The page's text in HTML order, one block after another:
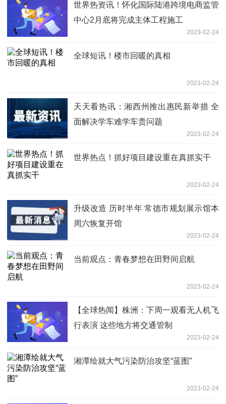
世界热资讯！怀化国际陆港跨境电商监管
中心2月底将完成主体工程施工
2023-02-24
全球短讯！楼市回暖的真相
2023-02-24
天天看热讯：湘西州推出惠民新举措 全
面解决学车难学车贵问题
2023-02-24
世界热点！抓好项目建设重在真抓实干
2023-02-24
升级改造 历时半年 常德市规划展示馆本
周六恢复开馆
2023-02-24
当前观点：青春梦想在田野间启航
2023-02-24
【全球热闻】株洲：下周一观看无人机飞
行表演 这些地方将交通管制
2023-02-24
湘潭绘就大气污染防治攻坚“蓝图”
2023-02-24